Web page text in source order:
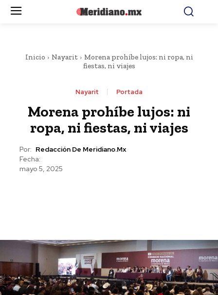
Inicio Nayarit
Morena prohíbe lujos: ni ropa, ni
fiestas, ni viajes
Nayarit Portada
Morena prohíbe lujos: ni
ropa, ni fiestas, ni viajes
Por: Redacción De Meridiano.mx
Fecha:
mayo 5, 2025